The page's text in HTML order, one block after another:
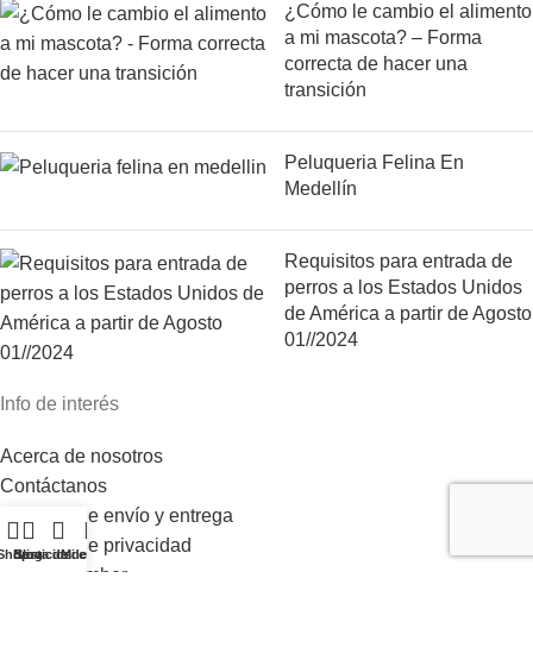
¿Cómo le cambio el alimento
a mi mascota? – Forma
correcta de hacer una
transición
Peluqueria Felina En
Medellín
Requisitos para entrada de
perros a los Estados Unidos
de América a partir de Agosto
01//2024
Info de interés
Acerca de nosotros
Contáctanos
Políticas de envío y entrega
Políticas de privacidad
DonBi Member
Blog
Servicios
Lista de deseos
Mi cuenta